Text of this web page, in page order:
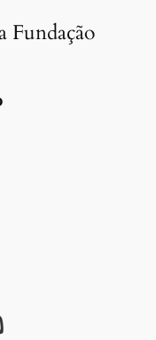
Fundação